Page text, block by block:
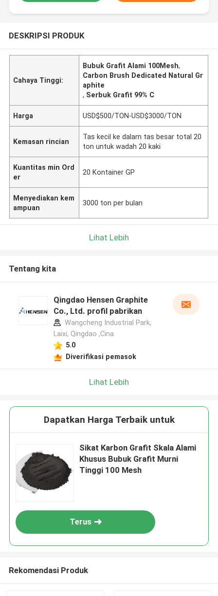
DESKRIPSI PRODUK
Cahaya Tinggi:
Bubuk Grafit Alami 100Mesh,
Carbon Brush Dedicated Natural Gr
aphite
, Serbuk Grafit 99% C
Harga USD$500/TON-USD$3000/TON
Kemasan rincian
Tas kecil ke dalam tas besar total 20
ton untuk wadah 20 kaki
Kuantitas min Ord
er
20 Kontainer GP
Menyediakan kem
ampuan
3000 ton per bulan
Lihat Lebih
Tentang kita
Qingdao Hensen Graphite
Co., Ltd. profil pabrikan
Wangcheng Industrial Park,
Laixi, Qingdao ,Cina
5.0
Diverifikasi pemasok
Lihat Lebih
Dapatkan Harga Terbaik untuk
Sikat Karbon Grafit Skala Alami
Khusus Bubuk Grafit Murni
Tinggi 100 Mesh
Terus
Rekomendasi Produk